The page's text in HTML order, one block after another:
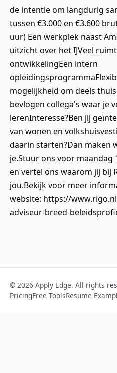
de intentie om langdurig
tussen €3.000 en €3.600
uur) Een werkplek naast
uitzicht over het IJVeel
ontwikkelingEen intern
mogelijkheid om deels
bevlogen collega's waar je
lerenInteresse?Ben jij
van wonen en
daarin starten?Dan maken
je.Stuur ons voor maandag
en vertel ons waarom jij bij
jou.Bekijk voor meer
website: https://
adviseur-breed-
© 2026 Apply Edge. All rights
PricingFree ToolsResume